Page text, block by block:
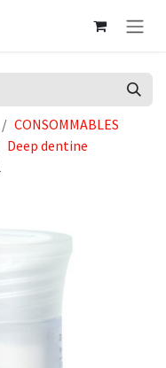
CONSOMMABLES
Deep dentine